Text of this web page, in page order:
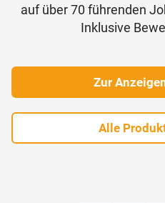
auf über 70 führenden
Inklusive
Zur
Alle